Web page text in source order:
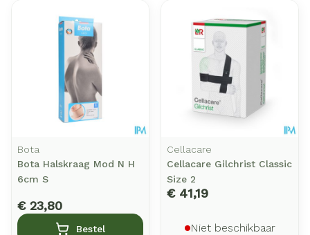
Bota
Bota Halskraag Mod N H
6cm S
€ 23,80
Bestel
Cellacare
Cellacare Gilchrist Classic
Size 2
€ 41,19
Niet beschikbaar